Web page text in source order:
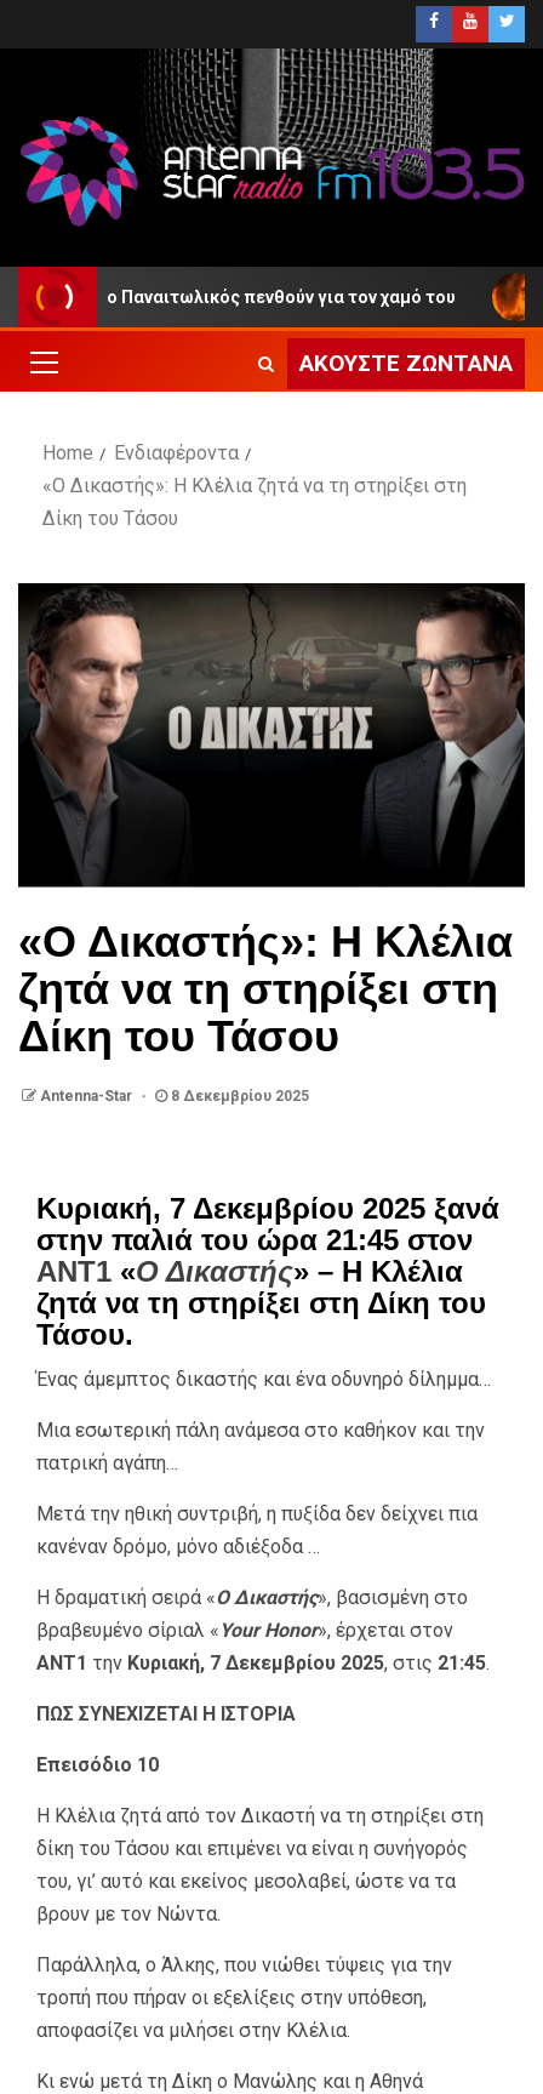
και ο Παναιτωλικός πενθούν για τον χαμό του
ΑΚΟΎΣΤΕ ΖΩΝΤΑΝΆ
Home
Ενδιαφέροντα
«Ο Δικαστής»: Η Κλέλια ζητά να τη στηρίξει στη
Δίκη του Τάσου
«Ο Δικαστής»: Η Κλέλια
ζητά να τη στηρίξει στη
Δίκη του Τάσου
Antenna-Star 8 Δεκεμβρίου 2025
Κυριακή, 7 Δεκεμβρίου 2025 ξανά
στην παλιά του ώρα 21:45 στον
ΑΝΤ1 «Ο Δικαστής» – Η Κλέλια
ζητά να τη στηρίξει στη Δίκη του
Τάσου.
Ένας άμεμπτος δικαστής και ένα οδυνηρό δίλημμα…
Μια εσωτερική πάλη ανάμεσα στο καθήκον και την
πατρική αγάπη…
Μετά την ηθική συντριβή, η πυξίδα δεν δείχνει πια
κανέναν δρόμο, μόνο αδιέξοδα …
Η δραματική σειρά «Ο Δικαστής», βασισμένη στο
βραβευμένο σίριαλ « Your Honor», έρχεται στον
ΑΝΤ1 την Κυριακή, 7 Δεκεμβρίου 2025, στις 21:45.
ΠΩΣ ΣΥΝΕΧΙΖΕΤΑΙ Η ΙΣΤΟΡΙΑ
Επεισόδιο 10
Η Κλέλια ζητά από τον Δικαστή να τη στηρίξει στη
δίκη του Τάσου και επιμένει να είναι η συνήγορός
του, γι’ αυτό και εκείνος μεσολαβεί, ώστε να τα
βρουν με τον Νώντα.
Παράλληλα, ο Άλκης, που νιώθει τύψεις για την
τροπή που πήραν οι εξελίξεις στην υπόθεση,
αποφασίζει να μιλήσει στην Κλέλια.
Κι ενώ μετά τη Δίκη ο Μανώλης και η Αθηνά